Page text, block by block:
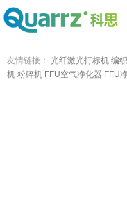
友情链接： 光纤激光打标机 编
机 粉碎机 FFU空气净化器 FFU